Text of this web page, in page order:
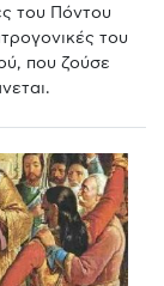
του Πόντου
του
που ζούσε